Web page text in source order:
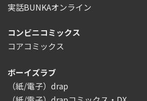
実話BUNKAオンライン
コンビニコミックス
コアコミックス
ボーイズラブ
（紙/電子）drap